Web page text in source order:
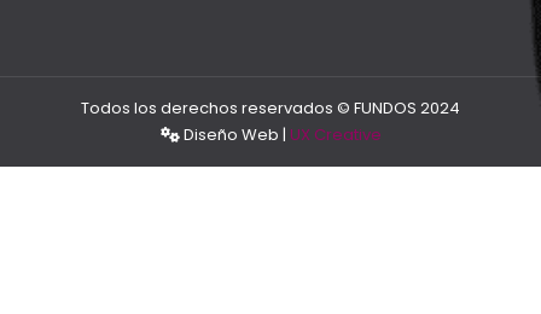
Todos los derechos reservados © FUNDOS 2024
Diseño Web | UX Creative